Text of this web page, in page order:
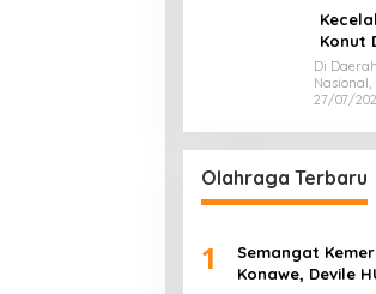
Konut
Di
27/07/
Olahraga Terbaru
1
Semangat
Konawe, Devile